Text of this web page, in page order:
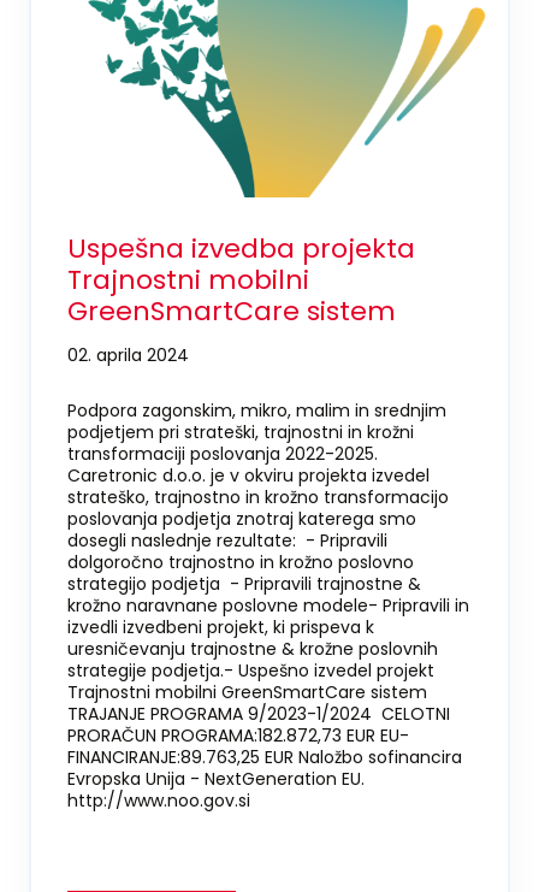
Uspešna izvedba projekta
Trajnostni mobilni
GreenSmartCare sistem
02. aprila 2024
Podpora zagonskim, mikro, malim in srednjim
podjetjem pri strateški, trajnostni in krožni
transformaciji poslovanja 2022-2025.
Caretronic d.o.o. je v okviru projekta izvedel
strateško, trajnostno in krožno transformacijo
poslovanja podjetja znotraj katerega smo
dosegli naslednje rezultate: - Pripravili
dolgoročno trajnostno in krožno poslovno
strategijo podjetja - Pripravili trajnostne &
krožno naravnane poslovne modele- Pripravili in
izvedli izvedbeni projekt, ki prispeva k
uresničevanju trajnostne & krožne poslovnih
strategije podjetja.- Uspešno izvedel projekt
Trajnostni mobilni GreenSmartCare sistem
TRAJANJE PROGRAMA 9/2023-1/2024 CELOTNI
PRORAČUN PROGRAMA:182.872,73 EUR EU-
FINANCIRANJE:89.763,25 EUR Naložbo sofinancira
Evropska Unija - NextGeneration EU.
http://www.noo.gov.si